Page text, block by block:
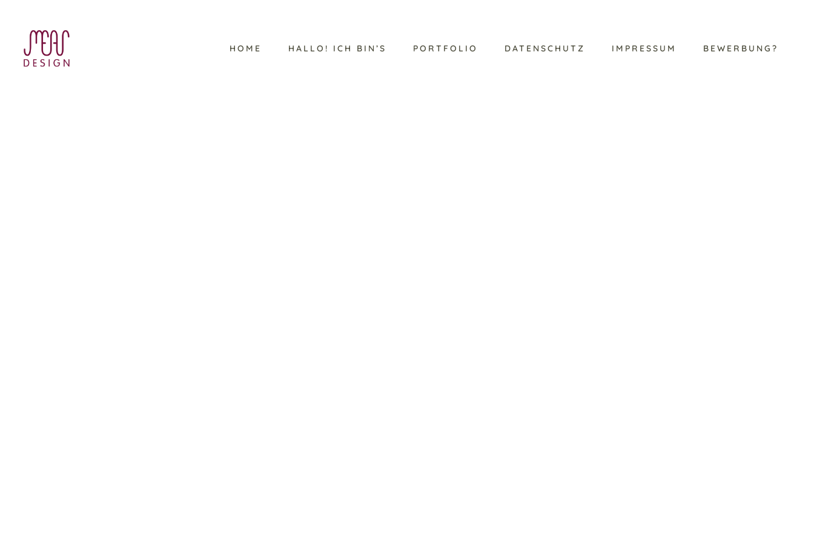
HOME HALLO! ICH BIN’S PORTFOLIO DATENSCHUTZ IMPRESSUM BEWERBUNG?
RDF Processing – Lable